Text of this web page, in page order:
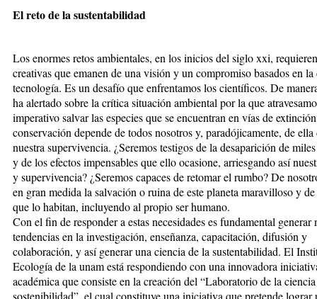
El reto de la sustentabilidad
Los enormes retos ambientales, en los inicios del siglo xxi,
creativas que emanen de una visión y un compromiso basados en
tecnología. Es un desafío que enfrentamos los científicos. De
ha alertado sobre la crítica situación ambiental por la que
imperativo salvar las especies que se encuentran en vías de
conservación depende de todos nosotros y, paradójicamente, de ella
nuestra supervivencia. ¿Seremos testigos de la desaparición de
y de los efectos impensables que ello ocasione, arriesgando así
y supervivencia? ¿Seremos capaces de retomar el rumbo? De
en gran medida la salvación o ruina de este planeta maravilloso y de
que lo habitan, incluyendo al propio ser humano.
Con el fin de responder a estas necesidades es fundamental generar
tendencias en la investigación, enseñanza, capacitación, difusión y
colaboración, y así generar una ciencia de la sustentabilidad. El
Ecología de la unam está respondiendo con una innovadora
académica que consiste en la creación del “Laboratorio de la
sostenibilidad”, el cual constituye una iniciativa que pretende lograr